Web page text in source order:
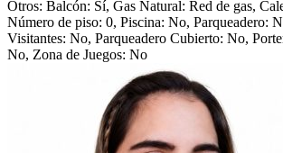
Otros: Balcón: Sí, Gas Natural: Red de gas,
Número de piso: 0, Piscina: No, Parqueadero:
Visitantes: No, Parqueadero Cubierto: No,
No, Zona de Juegos: No